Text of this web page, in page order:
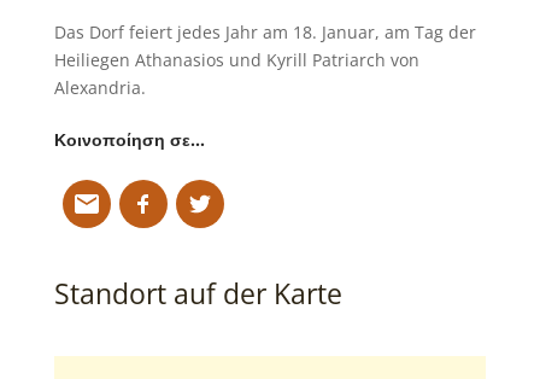
Das Dorf feiert jedes Jahr am 18. Januar, am Tag der
Heiliegen Athanasios und Kyrill Patriarch von
Alexandria.
Κοινοποίηση σε…
Standort auf der Karte